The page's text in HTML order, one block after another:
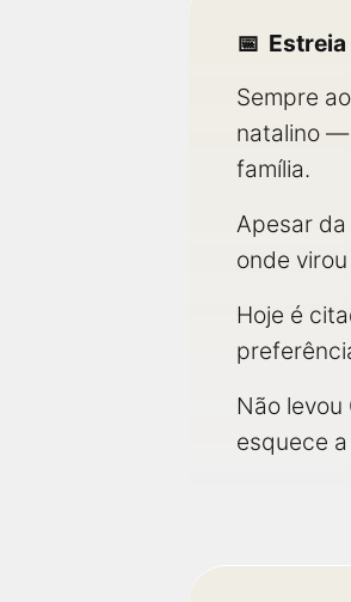
Estreia
Sempre
natalino —
família.
Apesar
onde
Hoje é
Não
esquece